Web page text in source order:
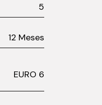
5
12 Meses
EURO 6